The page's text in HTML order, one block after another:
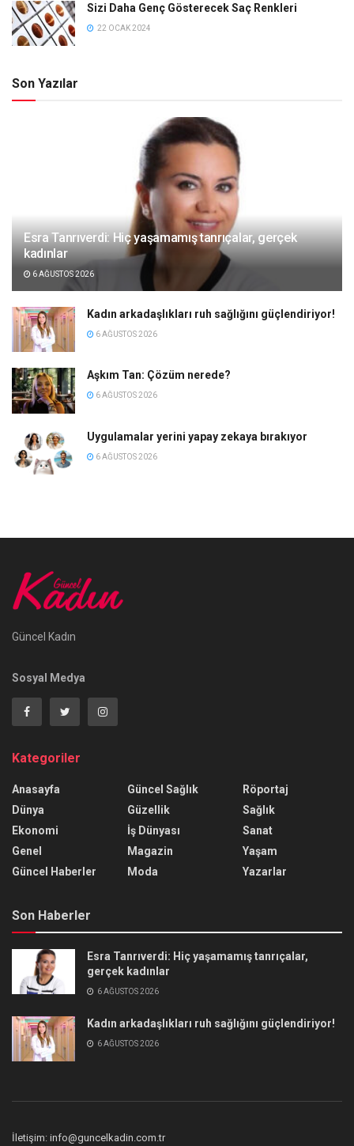
Sizi Daha Genç Gösterecek Saç Renkleri
22 OCAK 2024
Son Yazılar
Esra Tanrıverdi: Hiç yaşamamış tanrıçalar, gerçek
kadınlar
6 AĞUSTOS 2026
Kadın arkadaşlıkları ruh sağlığını güçlendiriyor!
6 AĞUSTOS 2026
Aşkım Tan: Çözüm nerede?
6 AĞUSTOS 2026
Uygulamalar yerini yapay zekaya bırakıyor
6 AĞUSTOS 2026
Güncel Kadın
Sosyal Medya
Kategoriler
Anasayfa
Dünya
Ekonomi
Genel
Güncel Haberler
Güncel Sağlık
Güzellik
İş Dünyası
Magazin
Moda
Röportaj
Sağlık
Sanat
Yaşam
Yazarlar
Son Haberler
Esra Tanrıverdi: Hiç yaşamamış tanrıçalar,
gerçek kadınlar
6 AĞUSTOS 2026
Kadın arkadaşlıkları ruh sağlığını güçlendiriyor!
6 AĞUSTOS 2026
İletişim: info@guncelkadin.com.tr